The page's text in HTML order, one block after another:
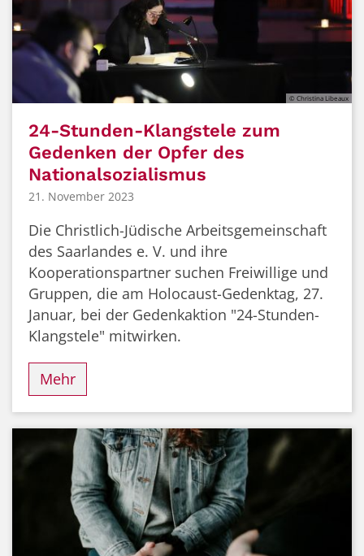
© Christina Libeaux
24-Stunden-Klangstele zum
Gedenken der Opfer des
Nationalsozialismus
21. November 2023
Die Christlich-Jüdische Arbeitsgemeinschaft
des Saarlandes e. V. und ihre
Kooperationspartner suchen Freiwillige und
Gruppen, die am Holocaust-Gedenktag, 27.
Januar, bei der Gedenkaktion "24-Stunden-
Klangstele" mitwirken.
Mehr